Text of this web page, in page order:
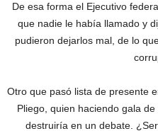
De esa forma el Ejecutivo
que nadie le había llamado y
pudieron dejarlos mal, de lo
Otro que pasó lista de presente
Pliego, quien haciendo gala
destruiría en un debate.